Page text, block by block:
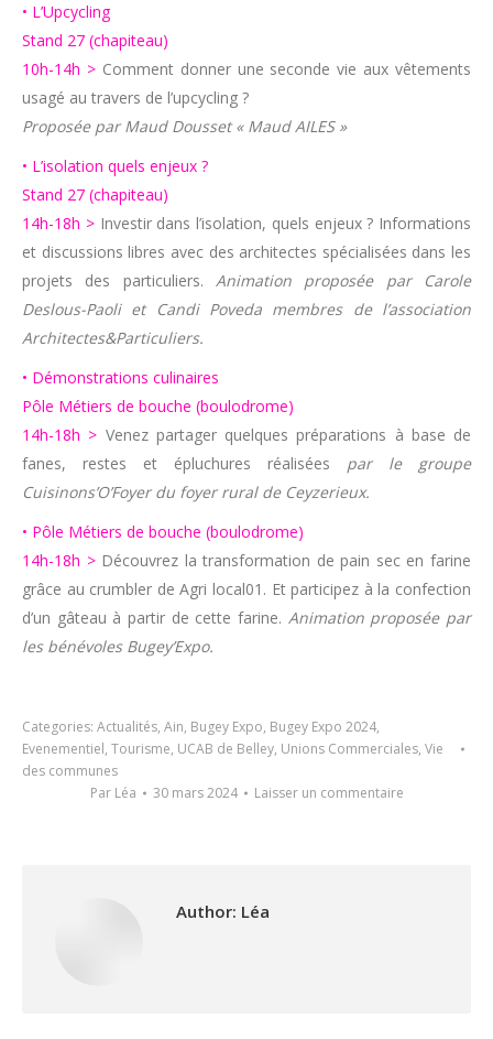
• L’Upcycling
Stand 27 (chapiteau)
10h-14h >Comment donner une seconde vie aux vêtements
usagé au travers de l’upcycling ?
Proposée par Maud Dousset « Maud AILES »
• L’isolation quels enjeux ?
Stand 27 (chapiteau)
14h-18h >Investir dans l’isolation, quels enjeux ? Informations
et discussions libres avec des architectes spécialisées dans les
projets des particuliers. Animation proposée par Carole
Deslous-Paoli et Candi Poveda membres de l’association
Architectes&Particuliers.
• Démonstrations culinaires
Pôle Métiers de bouche (boulodrome)
14h-18h > Venez partager quelques préparations à base de
fanes, restes et épluchures réalisées par le groupe
Cuisinons’O’Foyer du foyer rural de Ceyzerieux.
• Pôle Métiers de bouche (boulodrome)
14h-18h >Découvrez la transformation de pain sec en farine
grâce au crumbler de Agri local01. Et participez à la confection
d’un gâteau à partir de cette farine. Animation proposée par
les bénévoles Bugey’Expo.
Categories: Actualités, Ain, Bugey Expo, Bugey Expo 2024,
Evenementiel, Tourisme, UCAB de Belley, Unions Commerciales, Vie
des communes
Par Léa 30 mars 2024 Laisser un commentaire
Author: Léa